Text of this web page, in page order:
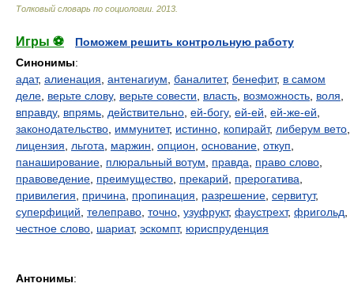
Толковый словарь по социологии 2013
Игры ⚽
Поможем решить контрольную работу
Синонимы:
адат, алиенация антенагиум баналитет, бенефит, в самом
деле верьте слову, верьте совести власть возможность воля
вправду, впрямь действительно ей-богу, ей-ей ей-же-ей
законодательство иммунитет, истинно копирайт, либерум вето
лицензия
льгота маржин опцион основание откуп
панаширование плюральный вотум правда право слово
правоведение преимущество прекарий прерогатива
привилегия
причина пропинация разрешение сервитут,
суперфиций телеправо точно узуфрукт, фаустрехт, фригольд
честное слово шариат, эскомпт, юриспруденция
Антонимы: